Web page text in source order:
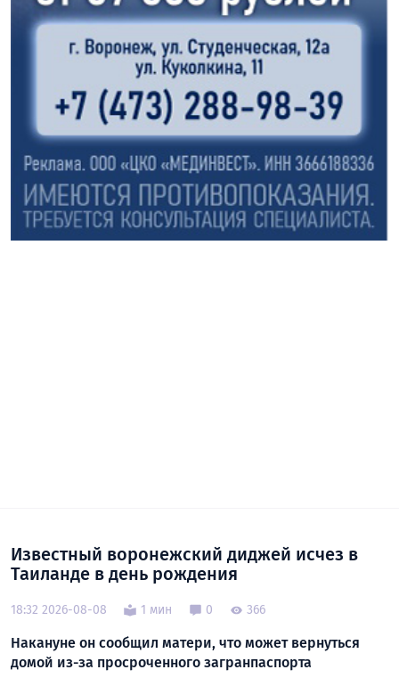
Известный воронежский диджей исчез в
Таиланде в день рождения
18:32 2026-08-08 1 мин 0 366
Накануне он сообщил матери, что может вернуться
домой из-за просроченного загранпаспорта